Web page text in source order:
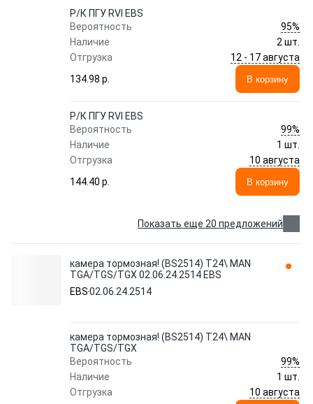
Р/К ПГУ RVI EBS
Вероятность
95%
Наличие
2 шт.
Отгрузка
12 - 17 августа
134.98 p.
В корзину
Р/К ПГУ RVI EBS
Вероятность
99%
Наличие
1 шт.
Отгрузка
10 августа
144.40 p.
В корзину
Показать еще 20 предложений
камера тормозная! (BS2514) T24\ MAN
TGA/TGS/TGX 02.06.24.2514 EBS
EBS02.06.24.2514
камера тормозная! (BS2514) T24\ MAN
TGA/TGS/TGX
Вероятность
99%
Наличие
1 шт.
Отгрузка
10 августа